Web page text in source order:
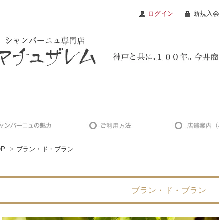
ログイン 新規入会
> ブラン・ド・ブラン
ブラン・ド・ブラン